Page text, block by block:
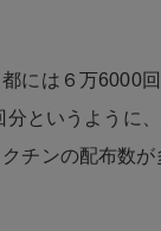
には６万6000
分というように
チンの配布数